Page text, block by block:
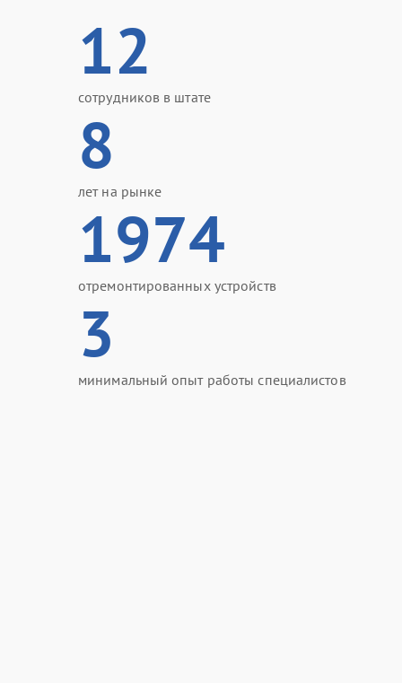
12
сотрудников в штате
8
лет на рынке
1974
отремонтированных устройств
3
минимальный опыт работы специалистов